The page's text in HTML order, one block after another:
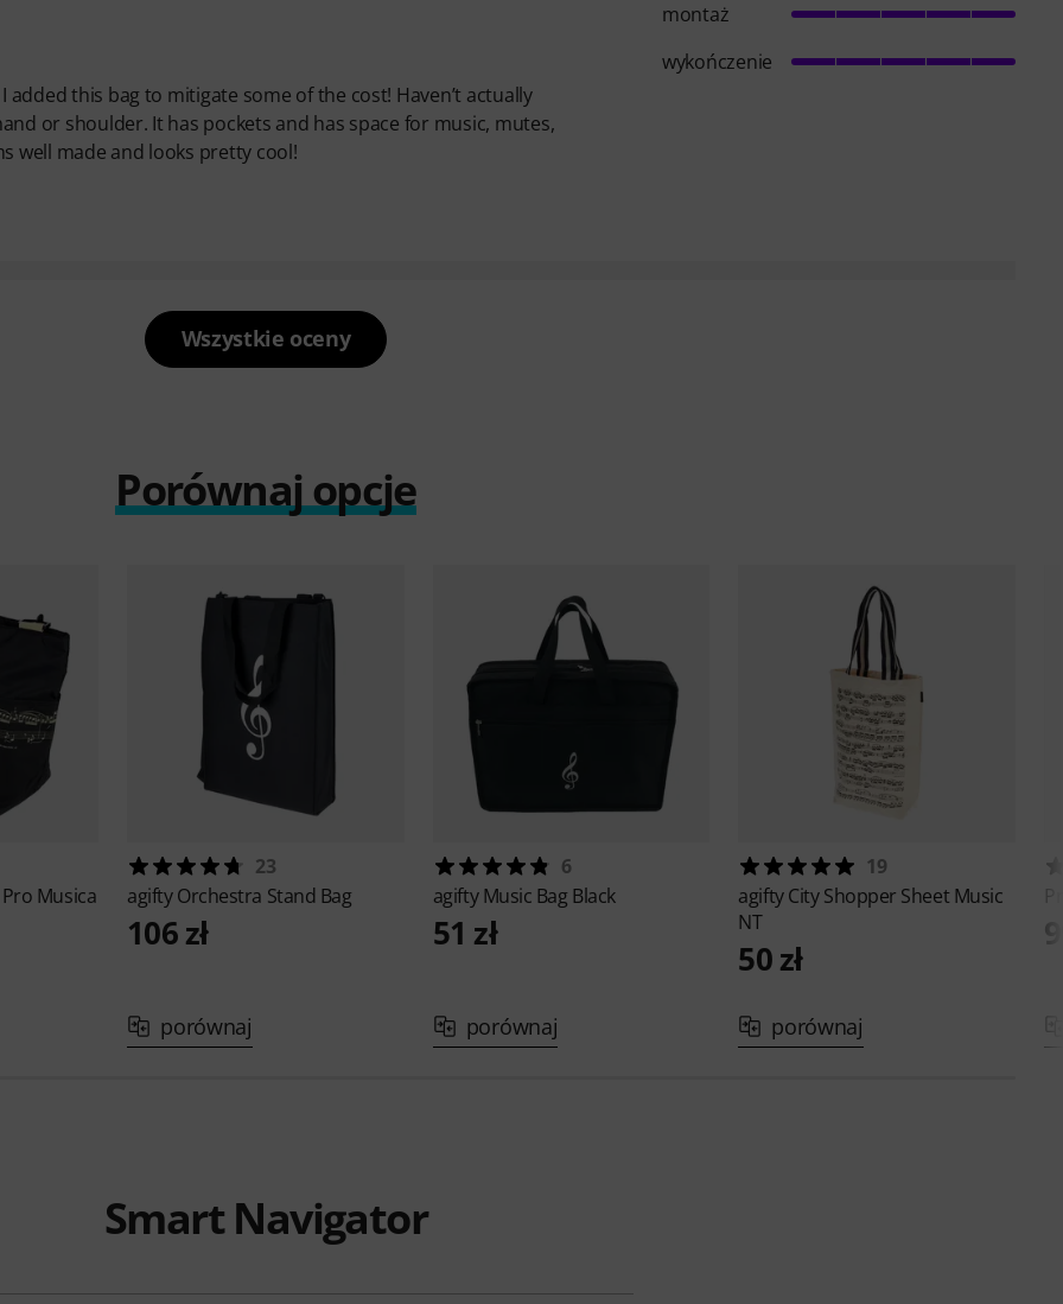
this bag to mitigate some of the cost! Haven’t actually
or shoulder. It has pockets and has space for music, mutes,
well made and looks pretty cool!
montaż
wykończenie
Wszystkie oceny
Porównaj opcje
Musica
23
agiftyOrchestra Stand Bag
106 zł
porównaj
6
agiftyMusic Bag Black
51 zł
porównaj
19
agiftyCity Shopper Sheet Music
NT
50 zł
porównaj
Smart Navigator